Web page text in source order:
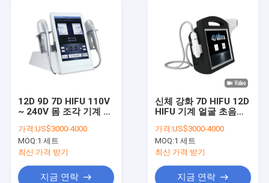
12D 9D 7D HIFU 110V
~ 240V 몸 조각 기계 5
가격:US$3000-4000
MOQ:1 세트
최신 가격 받기
지금 연락
신체 강화 7D HIFU 12D
HIFU 기계 얼굴 초음파
가격:US$3000-4000
MOQ:1 세트
최신 가격 받기
지금 연락